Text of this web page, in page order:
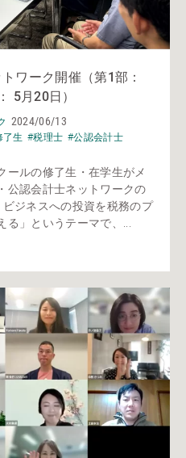
ワーク開催（第1部：
5月20日）
2024/06/13
了生 #税理士 #公認会計士
ールの修了生・在学生がメ
公認会計士ネットワークの
ジネスへの投資を税務のプ
る」というテーマで、...